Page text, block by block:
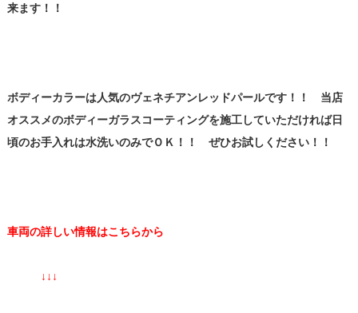
来ます！！
ボディーカラーは人気のヴェネチアンレッドパールです！！ 当店
オススメのボディーガラスコーティングを施工していただければ日
頃のお手入れは水洗いのみでＯＫ！！ ぜひお試しください！！
車両の詳しい情報はこちらから
↓↓↓